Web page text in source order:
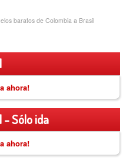
baratos de Colombia a Brasil
ahora!
- Sólo ida
ahora!